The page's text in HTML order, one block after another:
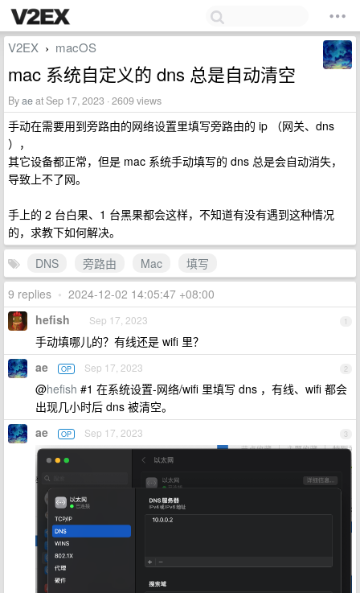
V2EX › macOS
mac 系统自定义的 dns 总是自动清空
Byaeat Sep 17, 2023 · 2609 views
手动在需要用到旁路由的网络设置里填写旁路由的 ip （网关、dns
），
其它设备都正常，但是 mac 系统手动填写的 dns 总是会自动消失，
导致上不了网。
手上的 2 台白果、1 台黑果都会这样，不知道有没有遇到这种情况
的，求教下如何解决。
DNS
旁路由 Mac
填写
9 replies • 2024-12-02 14:05:47 +08:00
1
hefish Sep 17, 2023
手动填哪儿的？有线还是 wifi 里？
2
ae OP Sep 17, 2023
@hefish #1 在系统设置-网络/wifi 里填写 dns ，有线、wifi 都会
出现几小时后 dns 被清空。
3
ae OP Sep 17, 2023